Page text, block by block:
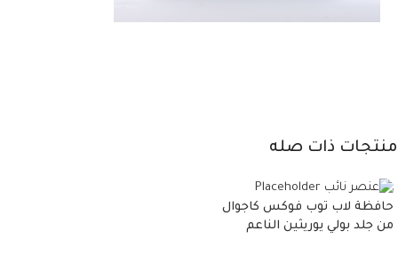
منتجات ذات صله
حافظة لاب توب فوكس كاجوال
من جلد بولي يوريثين الناعم